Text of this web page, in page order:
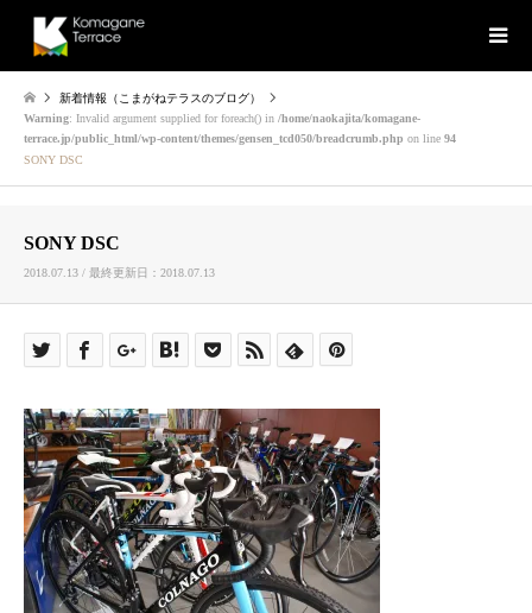
新着情報（こまがねテラスのブログ）
Warning: Invalid argument supplied for foreach() in /home/naokajita/komagane-
terrace.jp/public_html/wp-content/themes/gensen_tcd050/breadcrumb.php on line 94
SONY DSC
SONY DSC
2018.07.13 / 最終更新日：2018.07.13